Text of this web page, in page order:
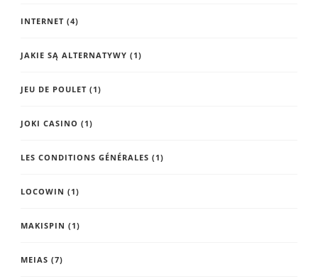
INTERNET (4)
JAKIE SĄ ALTERNATYWY (1)
JEU DE POULET (1)
JOKI CASINO (1)
LES CONDITIONS GÉNÉRALES (1)
LOCOWIN (1)
MAKISPIN (1)
MEIAS (7)